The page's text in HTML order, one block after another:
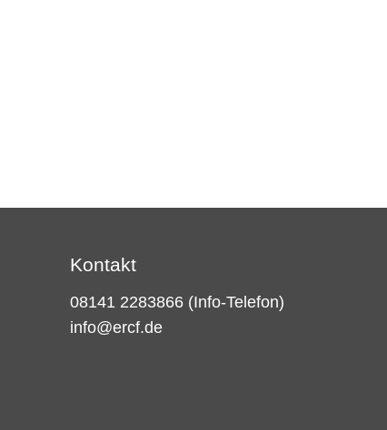
Kontakt
08141 2283866 (Info-Telefon)
info@ercf.de